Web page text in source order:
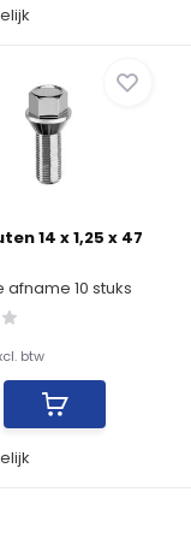
14 x 1,25 x 47
afname 10 stuks
btw